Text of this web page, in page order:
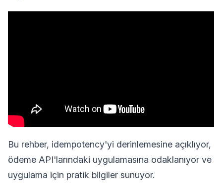
Bu rehber, idempotency'yi derinlemesine açıklıyor,
ödeme API'larındaki uygulamasına odaklanıyor ve
uygulama için pratik bilgiler sunuyor.